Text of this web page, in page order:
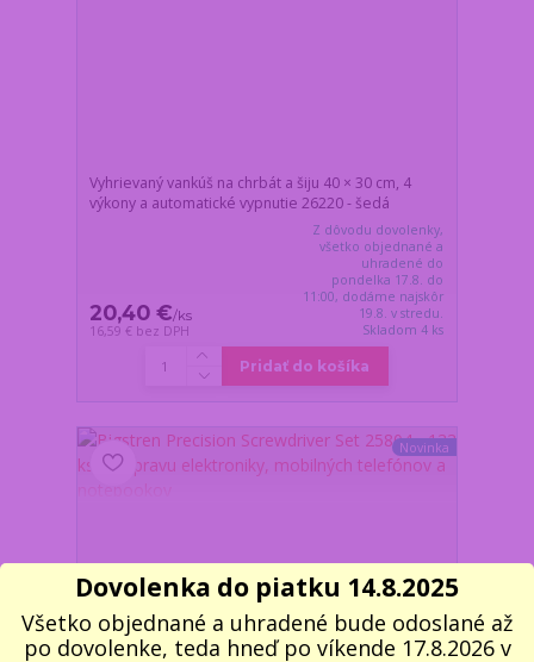
Vyhrievaný vankúš na chrbát a šiju 40 × 30 cm, 4
výkony a automatické vypnutie 26220 - šedá
20,40 €/ks
16,59 € bez DPH
Z dôvodu dovolenky,
všetko objednané a
uhradené do
pondelka 17.8. do
11:00, dodáme najskôr
19.8. v stredu.
Skladom 4 ks
Pridať do košíka
Novinka
Dovolenka do piatku 14.8.2025
Všetko objednané a uhradené bude odoslané až
po dovolenke, teda hneď po víkende 17.8.2026 v